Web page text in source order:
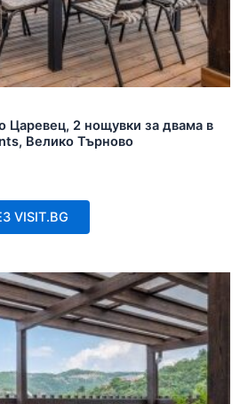
Царевец, 2 нощувки за двама в
Велико Търново
VISIT.BG